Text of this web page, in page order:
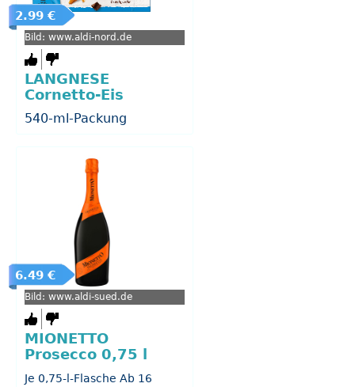
2.99 €
Bild: www.aldi-nord.de
LANGNESE
Cornetto-Eis
540-ml-Packung
6.49 €
Bild: www.aldi-sued.de
MIONETTO
Prosecco 0,75 l
Je 0,75-l-Flasche Ab 16